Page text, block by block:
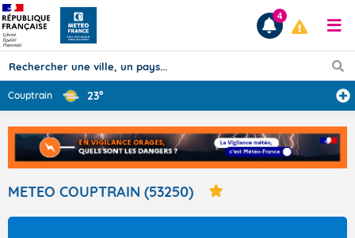
Prévisions
TOUS LES RÉSULTATS
Articles
4
Couptrain 23°
METEO COUPTRAIN (53250)